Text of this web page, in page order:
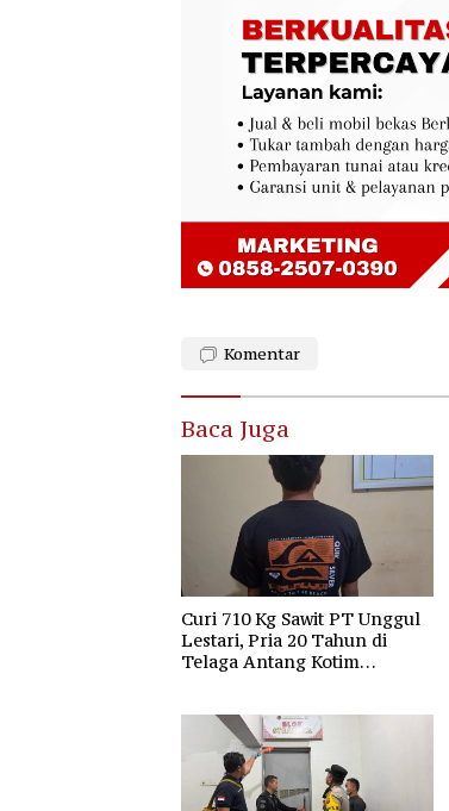
Komentar
Baca Juga
Curi 710 Kg Sawit PT Unggul
Lestari, Pria 20 Tahun di
Telaga Antang Kotim